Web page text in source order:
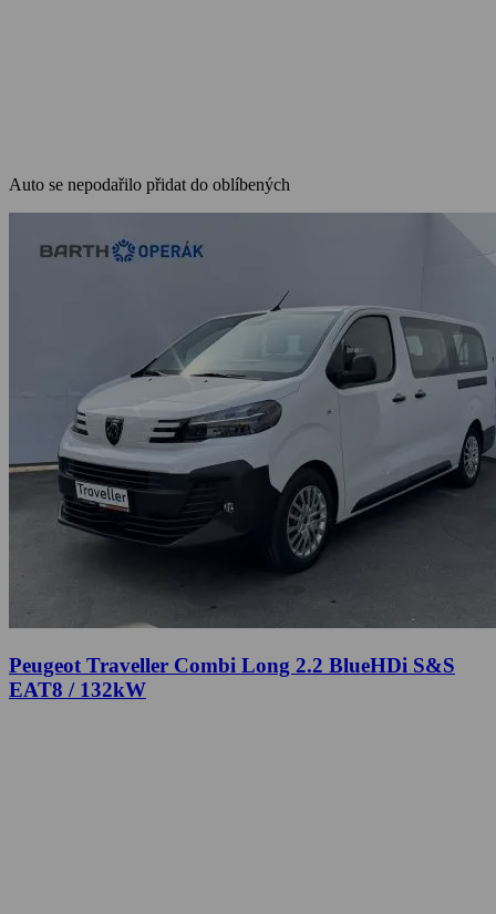
Auto se nepodařilo přidat do oblíbených
Peugeot Traveller Combi Long 2.2 BlueHDi S&S
EAT8 / 132kW